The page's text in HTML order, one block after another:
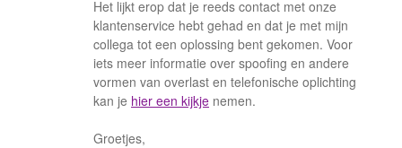
Het lijkt erop dat je reeds contact met onze
klantenservice hebt gehad en dat je met mijn
collega tot een oplossing bent gekomen. Voor
iets meer informatie over spoofing en andere
vormen van overlast en telefonische oplichting
kan je hier een kijkje nemen.
Groetjes,